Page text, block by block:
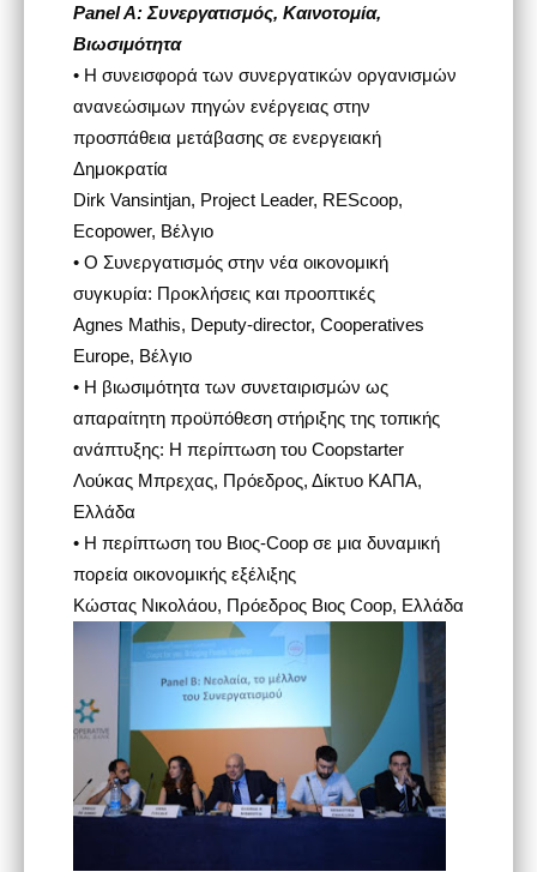
Panel A: Συνεργατισμός, Καινοτομία,
Βιωσιμότητα
• Η συνεισφορά των συνεργατικών οργανισμών
ανανεώσιμων πηγών ενέργειας στην
προσπάθεια μετάβασης σε ενεργειακή
Δημοκρατία
Dirk Vansintjan, Project Leader, REScoop,
Ecopower, Βέλγιο
• Ο Συνεργατισμός στην νέα οικονομική
συγκυρία: Προκλήσεις και προοπτικές
Agnes Mathis, Deputy-director, Cooperatives
Europe, Βέλγιο
• Η βιωσιμότητα των συνεταιρισμών ως
απαραίτητη προϋπόθεση στήριξης της τοπικής
ανάπτυξης: Η περίπτωση του Coopstarter
Λούκας Μπρεχας, Πρόεδρος, Δίκτυο ΚΑΠΑ,
Ελλάδα
• Η περίπτωση του Βιος-Coop σε μια δυναμική
πορεία οικονομικής εξέλιξης
Κώστας Νικολάου, Πρόεδρος Βιος Coop, Ελλάδα